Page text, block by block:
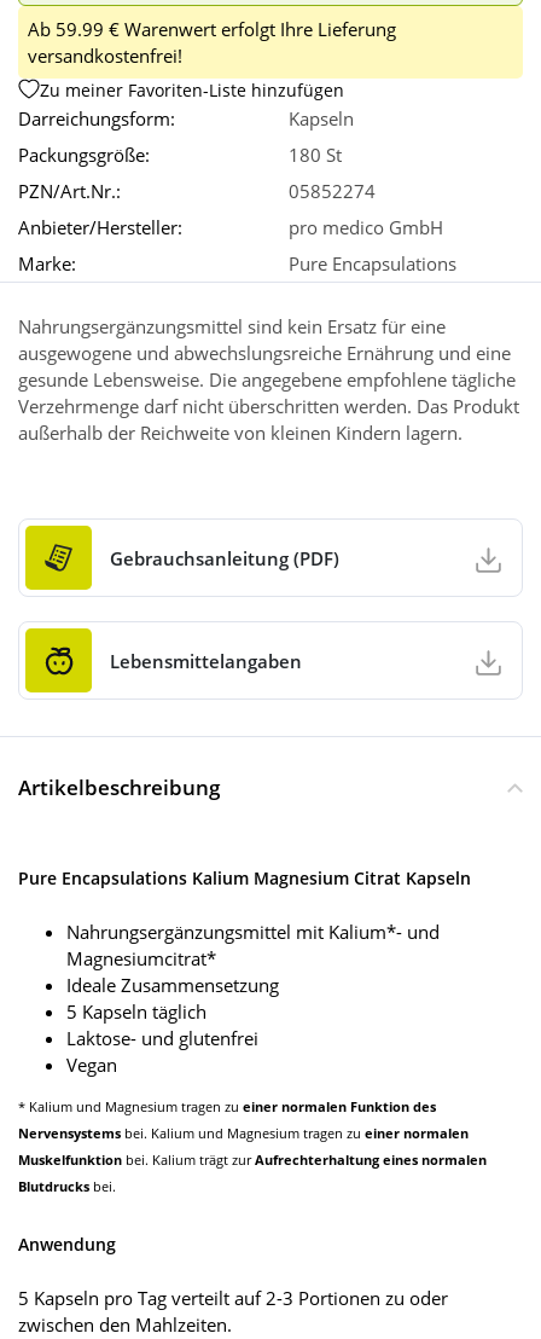
Ab 59.99 € Warenwert erfolgt Ihre Lieferung
versandkostenfrei!
Zu meiner Favoriten-Liste hinzufügen
Darreichungsform:
Kapseln
Packungsgröße:
180 St
PZN/Art.Nr.:
05852274
Anbieter/Hersteller:
pro medico GmbH
Marke:
Pure Encapsulations
Nahrungsergänzungsmittel sind kein Ersatz für eine
ausgewogene und abwechslungsreiche Ernährung und eine
gesunde Lebensweise. Die angegebene empfohlene tägliche
Verzehrmenge darf nicht überschritten werden. Das Produkt
außerhalb der Reichweite von kleinen Kindern lagern.
Gebrauchsanleitung (PDF)
Lebensmittelangaben
Artikelbeschreibung
Pure Encapsulations Kalium Magnesium Citrat Kapseln
Nahrungsergänzungsmittel mit Kalium*- und
Magnesiumcitrat*
Ideale Zusammensetzung
5 Kapseln täglich
Laktose- und glutenfrei
Vegan
* Kalium und Magnesium tragen zu einer normalen Funktion des
Nervensystems bei. Kalium und Magnesium tragen zu einer normalen
Muskelfunktion bei. Kalium trägt zurAufrechterhaltung eines normalen
Blutdrucks bei.
Anwendung
5 Kapseln pro Tag verteilt auf 2-3 Portionen zu oder
zwischen den Mahlzeiten.